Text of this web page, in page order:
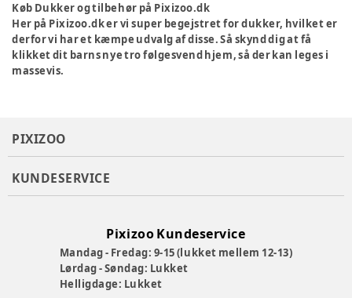
Køb Dukker og tilbehør på Pixizoo.dk
Her på Pixizoo.dk er vi super begejstret for dukker, hvilket er
derfor vi har et kæmpe udvalg af disse. Så skynd dig at få
klikket dit barns nye tro følgesvend hjem, så der kan leges i
massevis.
PIXIZOO
KUNDESERVICE
Pixizoo Kundeservice
Mandag - Fredag: 9-15 (lukket mellem 12-13)
Lørdag - Søndag: Lukket
Helligdage: Lukket